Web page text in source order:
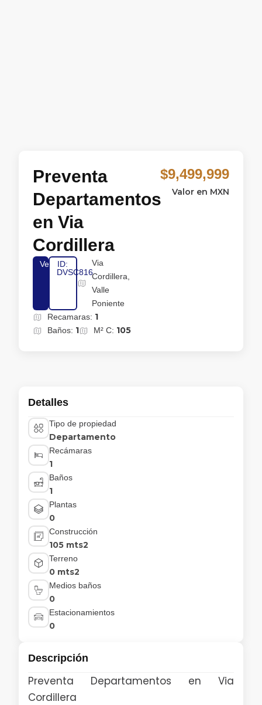
Preventa
Departamentos
en Via
Cordillera
VentaID:
DVSC816
Via
Cordillera,
Valle
Poniente
Recamaras: 1
Baños: 1 M² C: 105
$9,499,999
Valor en MXN
Detalles
Tipo de propiedad
Departamento
Recámaras
1
Baños
1
Plantas
0
Construcción
105 mts2
Terreno
0 mts2
Medios baños
0
Estacionamientos
0
Descripción
Preventa Departamentos en Via
Cordillera